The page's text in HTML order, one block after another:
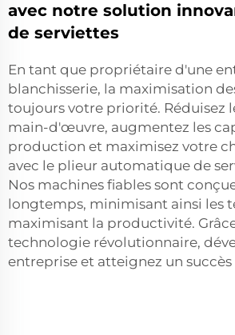
avec notre solution
de serviettes
En tant que propriétaire d'une
blanchisserie, la maximisation
toujours votre priorité. Réduisez
main-d'œuvre, augmentez les
production et maximisez votre
avec le plieur automatique de
Nos machines fiables sont
longtemps, minimisant ainsi les
maximisant la productivité.
technologie révolutionnaire,
entreprise et atteignez un